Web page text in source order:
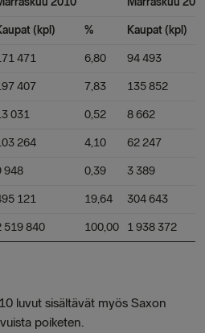
(kpl) % Kaupat (kpl)
471 6,80 94 493
407 7,83 135 852
031 0,52 8 662
264 4,10 62 247
948 0,39 3 389
121 19,64 304 643
519 840 100,00 1 938 372
luvut sisältävät myös Saxon
poiketen.